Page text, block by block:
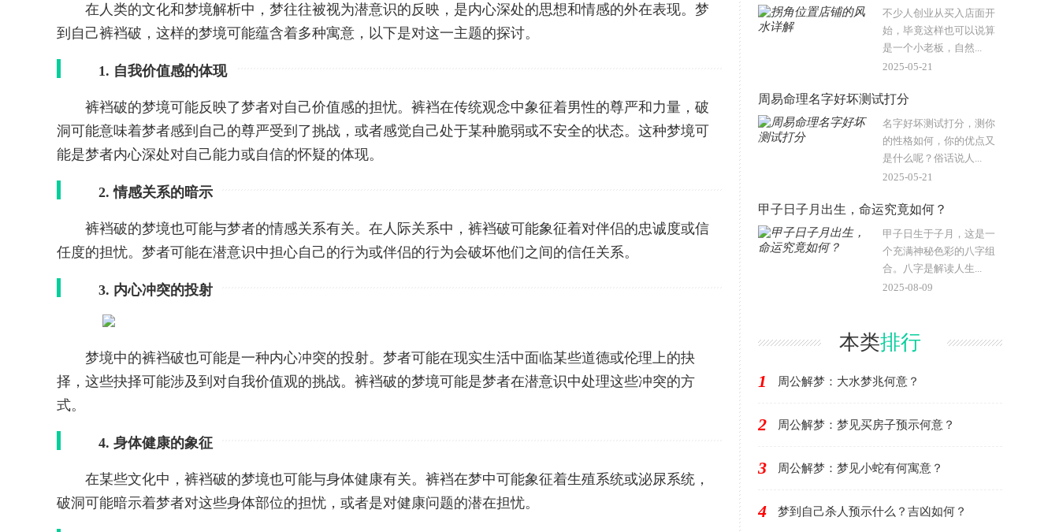
在人类的文化和梦境解析中，梦往往被视为潜意识的反映，是内心深处的思想和情感的外在表现。梦
到自己裤裆破，这样的梦境可能蕴含着多种寓意，以下是对这一主题的探讨。
1. 自我价值感的体现
裤裆破的梦境可能反映了梦者对自己价值感的担忧。裤裆在传统观念中象征着男性的尊严和力量，破
洞可能意味着梦者感到自己的尊严受到了挑战，或者感觉自己处于某种脆弱或不安全的状态。这种梦境可
能是梦者内心深处对自己能力或自信的怀疑的体现。
2. 情感关系的暗示
裤裆破的梦境也可能与梦者的情感关系有关。在人际关系中，裤裆破可能象征着对伴侣的忠诚度或信
任度的担忧。梦者可能在潜意识中担心自己的行为或伴侣的行为会破坏他们之间的信任关系。
3. 内心冲突的投射
梦境中的裤裆破也可能是一种内心冲突的投射。梦者可能在现实生活中面临某些道德或伦理上的抉
择，这些抉择可能涉及到对自我价值观的挑战。裤裆破的梦境可能是梦者在潜意识中处理这些冲突的方
式。
4. 身体健康的象征
在某些文化中，裤裆破的梦境也可能与身体健康有关。裤裆在梦中可能象征着生殖系统或泌尿系统，
破洞可能暗示着梦者对这些身体部位的担忧，或者是对健康问题的潜在担忧。
不少人创业从买入店面开
始，毕竟这样也可以说算
是一个小老板，自然...
2025-05-21
周易命理名字好坏测试打分
名字好坏测试打分，测你
的性格如何，你的优点又
是什么呢？俗话说人...
2025-05-21
甲子日子月出生，命运究竟如何？
甲子日生于子月，这是一
个充满神秘色彩的八字组
合。八字是解读人生...
2025-08-09
本类排行
1 周公解梦：大水梦兆何意？
2 周公解梦：梦见买房子预示何意？
3 周公解梦：梦见小蛇有何寓意？
4 梦到自己杀人预示什么？吉凶如何？